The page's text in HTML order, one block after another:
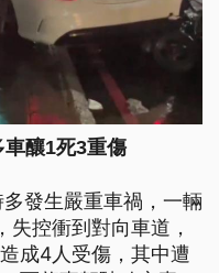
釀1死3重傷
發生嚴重車禍，一輛
失控衝到對向車道，
成4人受傷，其中遭